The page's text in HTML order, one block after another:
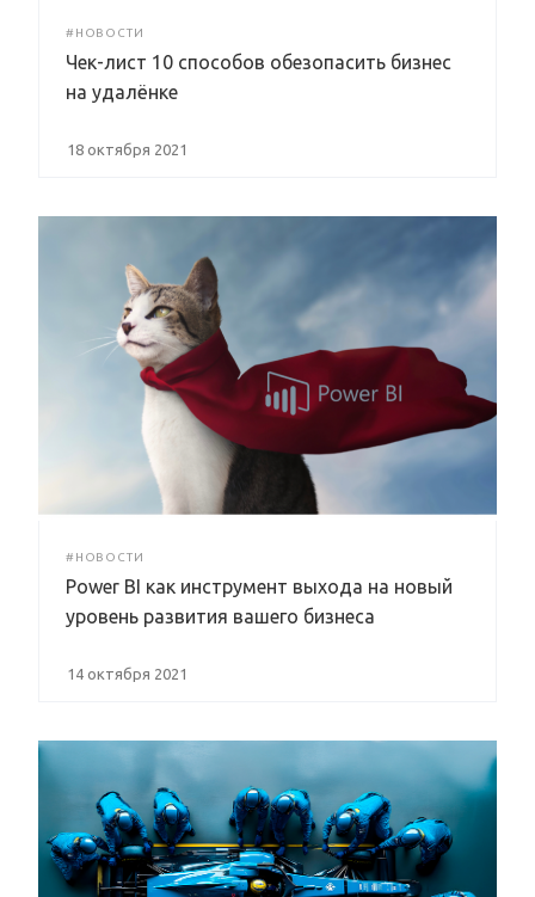
#НОВОСТИ
Чек-лист 10 способов обезопасить бизнес
на удалёнке
18 октября 2021
#НОВОСТИ
Power BI как инструмент выхода на новый
уровень развития вашего бизнеса
14 октября 2021